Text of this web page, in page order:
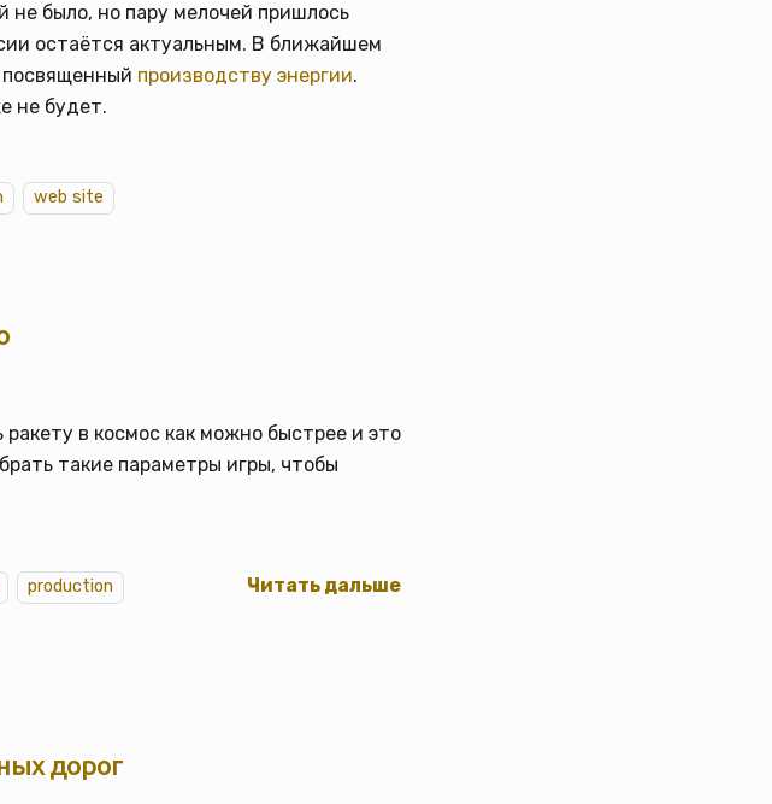
не было, но пару мелочей пришлось
остаётся актуальным. В ближайшем
производству энергии.
не будет.
web site
в космос как можно быстрее и это
такие параметры игры, чтобы
production
Читать дальше
дорог